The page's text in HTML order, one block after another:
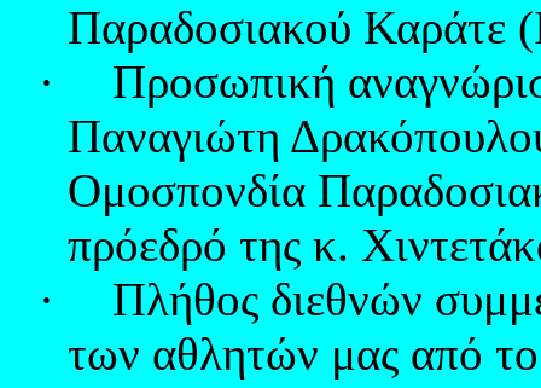
Παραδοσιακού Καράτε (
·
Προσωπική
Παναγιώτη
Ομοσπονδία
πρόεδρό της κ.
·
Πλήθος διεθνών
των αθλητών μας από